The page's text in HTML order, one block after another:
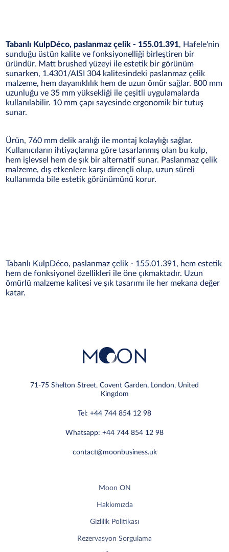
Tabanlı KulpDéco, paslanmaz çelik - 155.01.391, Hafele'nin
sunduğu üstün kalite ve fonksiyonelliği birleştiren bir
üründür. Matt brushed yüzeyi ile estetik bir görünüm
sunarken, 1.4301/AISI 304 kalitesindeki paslanmaz çelik
malzeme, hem dayanıklılık hem de uzun ömür sağlar. 800 mm
uzunluğu ve 35 mm yüksekliği ile çeşitli uygulamalarda
kullanılabilir. 10 mm çapı sayesinde ergonomik bir tutuş
sunar.
Ürün, 760 mm delik aralığı ile montaj kolaylığı sağlar.
Kullanıcıların ihtiyaçlarına göre tasarlanmış olan bu kulp,
hem işlevsel hem de şık bir alternatif sunar. Paslanmaz çelik
malzeme, dış etkenlere karşı dirençli olup, uzun süreli
kullanımda bile estetik görünümünü korur.
Tabanlı KulpDéco, paslanmaz çelik - 155.01.391, hem estetik
hem de fonksiyonel özellikleri ile öne çıkmaktadır. Uzun
ömürlü malzeme kalitesi ve şık tasarımı ile her mekana değer
katar.
71-75 Shelton Street, Covent Garden, London, United
Kingdom
Tel: +44 744 854 12 98
Whatsapp: +44 744 854 12 98
contact@moonbusiness.uk
Moon ON
Hakkımızda
Gizlilik Politikası
Rezervasyon Sorgulama